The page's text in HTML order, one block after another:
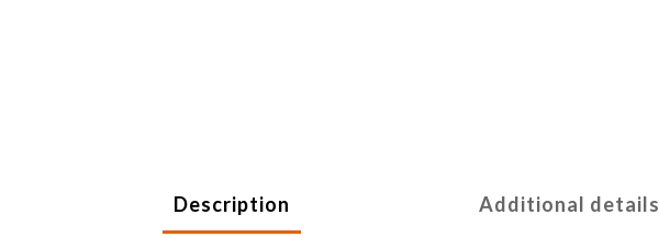
Description Additional details